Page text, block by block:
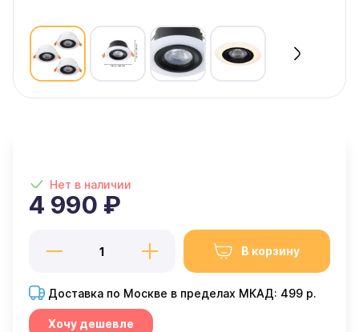
Нет в наличии
4 990 ₽
В корзину
Доставка по Москве в пределах МКАД: 499 р.
Хочу дешевле